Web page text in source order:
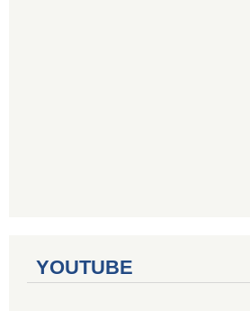
YOUTUBE